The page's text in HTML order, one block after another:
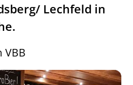
Lechfeld in
VBB